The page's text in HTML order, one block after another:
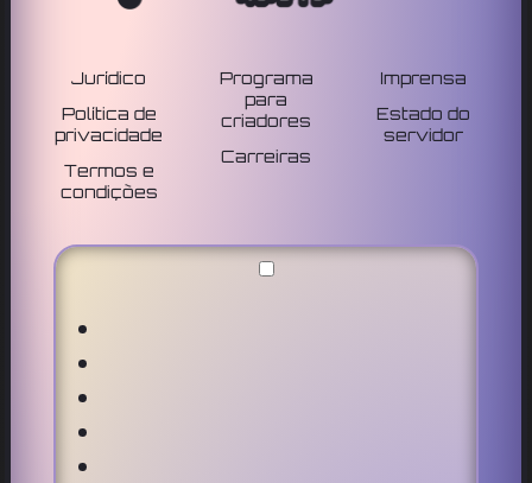
Jurídico
Política de
privacidade
Termos e
condições
Programa
para
criadores
Carreiras
Imprensa
Estado do
servidor